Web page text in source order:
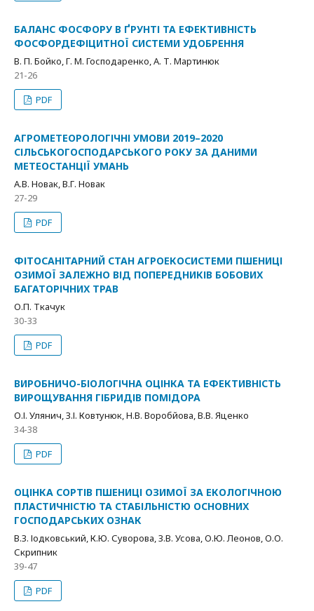
БАЛАНС ФОСФОРУ В ҐРУНТІ ТА ЕФЕКТИВНІСТЬ
ФОСФОРДЕФІЦИТНОЇ СИСТЕМИ УДОБРЕННЯ
В. П. Бойко, Г. М. Господаренко, А. Т. Мартинюк
21-26
PDF
АГРОМЕТЕОРОЛОГІЧНІ УМОВИ 2019–2020
СІЛЬСЬКОГОСПОДАРСЬКОГО РОКУ ЗА ДАНИМИ
МЕТЕОСТАНЦІЇ УМАНЬ
А.В. Новак, В.Г. Новак
27-29
PDF
ФІТОСАНІТАРНИЙ СТАН АГРОЕКОСИСТЕМИ ПШЕНИЦІ
ОЗИМОЇ ЗАЛЕЖНО ВІД ПОПЕРЕДНИКІВ БОБОВИХ
БАГАТОРІЧНИХ ТРАВ
О.П. Ткачук
30-33
PDF
ВИРОБНИЧО-БІОЛОГІЧНА ОЦІНКА ТА ЕФЕКТИВНІСТЬ
ВИРОЩУВАННЯ ГІБРИДІВ ПОМІДОРА
О.І. Улянич, З.І. Ковтунюк, Н.В. Воробйова, В.В. Яценко
34-38
PDF
ОЦІНКА СОРТІВ ПШЕНИЦІ ОЗИМОЇ ЗА ЕКОЛОГІЧНОЮ
ПЛАСТИЧНІСТЮ ТА СТАБІЛЬНІСТЮ ОСНОВНИХ
ГОСПОДАРСЬКИХ ОЗНАК
В.З. Іодковський, К.Ю. Суворова, З.В. Усова, О.Ю. Леонов, О.О.
Скрипник
39-47
PDF